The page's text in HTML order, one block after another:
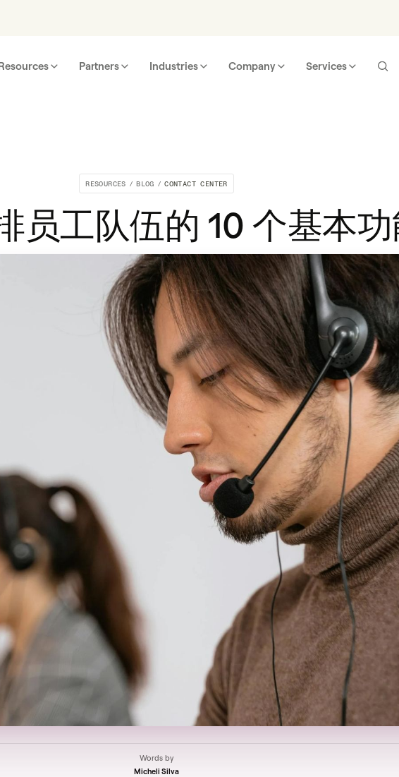
Partners Industries Company Services
RESOURCES / BLOG / CONTACT CENTER
员工队伍的 10 个基本
Words by
Micheli Silva